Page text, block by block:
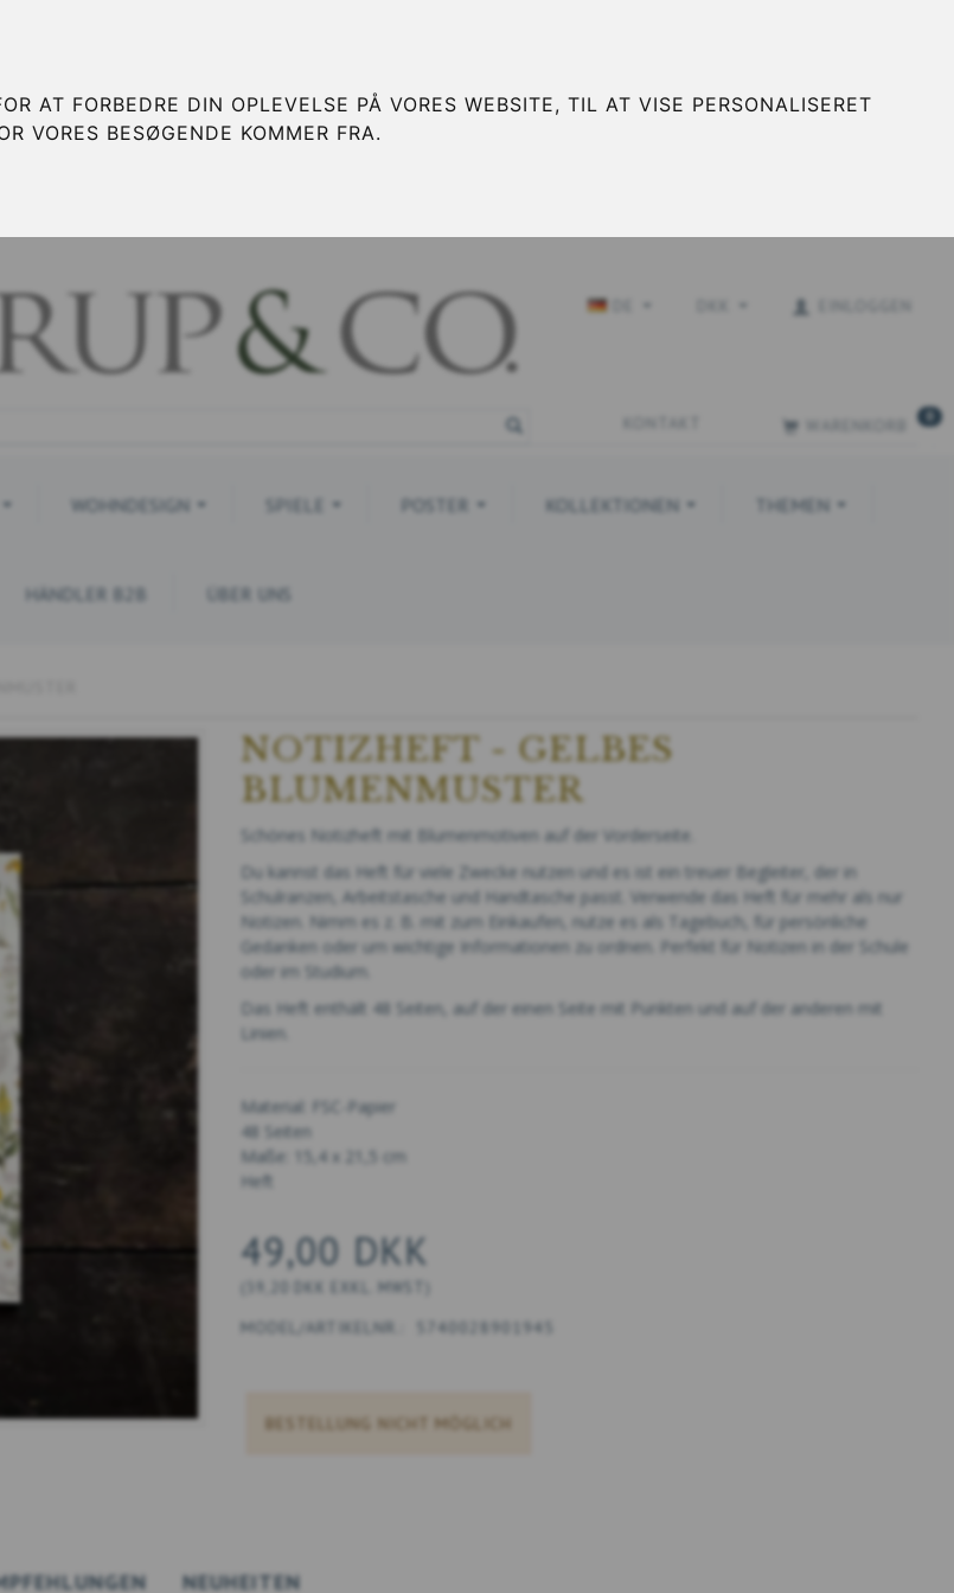
AT FORBEDRE DIN OPLEVELSE PÅ VORES WEBSITE, TIL AT VISE PERSONALISERET
VORES BESØGENDE KOMMER FRA.
WOHNDESIGN SPIELE POSTER KOLLEKTIONEN THEMEN
HÄNDLER B2B ÜBER UNS
NOTIZHEFT - GELBES
BLUMENMUSTER
Schönes Notizheft mit Blumenmotiven auf der Vorderseite.
Du kannst das Heft für viele Zwecke nutzen und es ist ein treuer Begleiter, der in
Schulranzen, Arbeitstasche und Handtasche passt. Verwende das Heft für mehr als nur
Notizen. Nimm es z. B. mit zum Einkaufen, nutze es als Tagebuch, für persönliche
Gedanken oder um wichtige Informationen zu ordnen. Perfekt für Notizen in der Schule
oder im Studium.
Das Heft enthält 48 Seiten, auf der einen Seite mit Punkten und auf der anderen mit
Linien.
Material: FSC-Papier
48 Seiten
Maße: 15,4 x 21,5 cm
Heft
49,00 DKK
39,20 DKK EXKL. MWST
MODEL/ARTIKELNR.: 5740028901945
BESTELLUNG NICHT MÖGLICH
NEUHEITEN